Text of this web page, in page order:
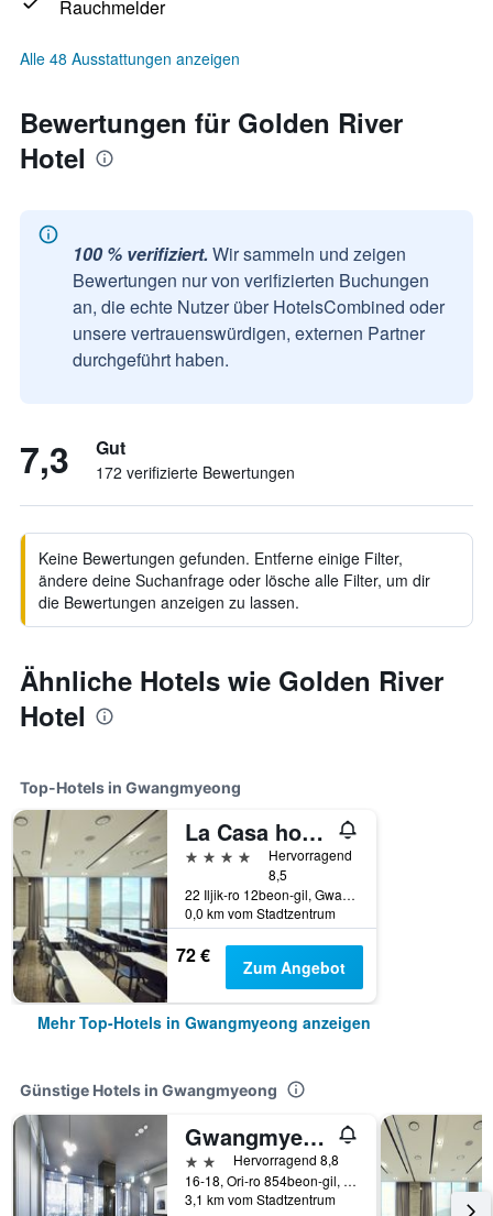
Rauchmelder
Alle 48 Ausstattungen anzeigen
Bewertungen für Golden River
Hotel
100 % verifiziert. Wir sammeln und zeigen
Bewertungen nur von verifizierten Buchungen
an, die echte Nutzer über HotelsCombined oder
unsere vertrauenswürdigen, externen Partner
durchgeführt haben.
7,3 Gut
172 verifizierte Bewertungen
Keine Bewertungen gefunden. Entferne einige Filter,
ändere deine Suchanfrage oder lösche alle Filter, um dir
die Bewertungen anzeigen zu lassen.
Ähnliche Hotels wie Golden River
Hotel
Top-Hotels in Gwangmyeong
La Casa hotel Gwangmyeong
4 Sterne
Hervorragend
8,5
22 Iljik-ro 12beon-gil, Gwangmyeong, Südkorea
0,0 km vom Stadtzentrum
72 € Zum Angebot
Mehr Top-Hotels in Gwangmyeong anzeigen
Günstige Hotels in Gwangmyeong
Gwangmyeong Js Boutique Hotel
2 SterneHervorragend 8,8
16-18, Ori-ro 854beon-gil, Gwangmyeong, Südkorea
3,1 km vom Stadtzentrum